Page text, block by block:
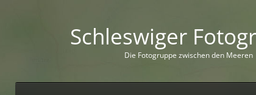
Schleswiger
Die Fotogruppe zwischenden Meeren